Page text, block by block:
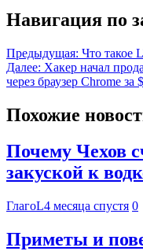
Навигация по
Предыдущая: Что такое
Далее: Хакер начал
через браузер Chrome за
Похожие
Почему Чехов
закуской к
ГлагоL4 месяца спустя 0
Приметы и